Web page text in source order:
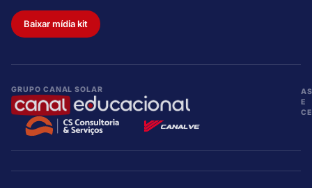
Baixar mídia kit
GRUPO CANAL SOLAR
E